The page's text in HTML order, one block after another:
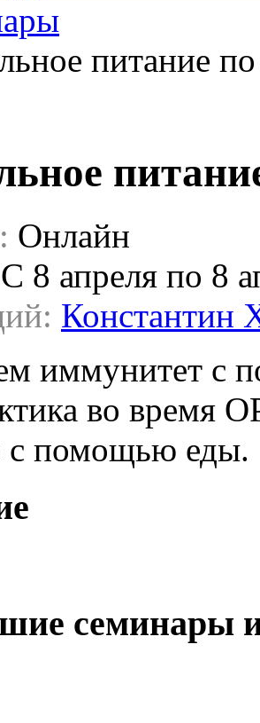
питание
Онлайн
C 8 апреля по 8
Константин
иммунитет с
во время
с помощью еды.
семинары